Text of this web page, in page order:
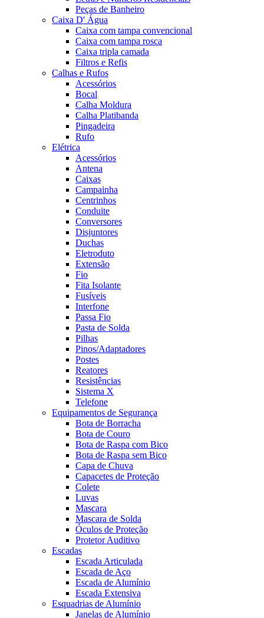
Peças de Banheiro
Caixa D' Água
Caixa com tampa convencional
Caixa com tampa rosca
Caixa tripla camada
Filtros e Refis
Calhas e Rufos
Acessórios
Bocal
Calha Moldura
Calha Platibanda
Pingadeira
Rufo
Elétrica
Acessórios
Antena
Caixas
Campainha
Centrinhos
Conduite
Conversores
Disjuntores
Duchas
Eletroduto
Extensão
Fio
Fita Isolante
Fusíveis
Interfone
Passa Fio
Pasta de Solda
Pilhas
Pinos/Adaptadores
Postes
Reatores
Resistências
Sistema X
Telefone
Equipamentos de Segurança
Bota de Borracha
Bota de Couro
Bota de Raspa com Bico
Bota de Raspa sem Bico
Capa de Chuva
Capacetes de Proteção
Colete
Luvas
Mascara
Mascara de Solda
Óculos de Proteção
Protetor Auditivo
Escadas
Escada Articulada
Escada de Aço
Escada de Alumínio
Escada Extensiva
Esquadrias de Alumínio
Janelas de Alumínio